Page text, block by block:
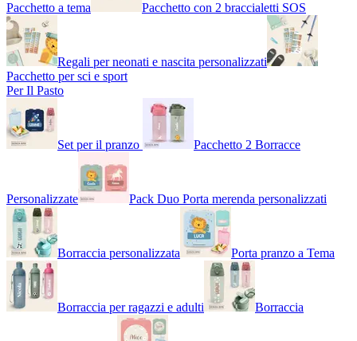
Pacchetto a tema Pacchetto con 2 braccialetti SOS
Regali per neonati e nascita personalizzati
Pacchetto per sci e sport
Per Il Pasto
Set per il pranzo Pacchetto 2 Borracce
Personalizzate Pack Duo Porta merenda personalizzati
Borraccia personalizzata Porta pranzo a Tema
Borraccia per ragazzi e adulti Borraccia